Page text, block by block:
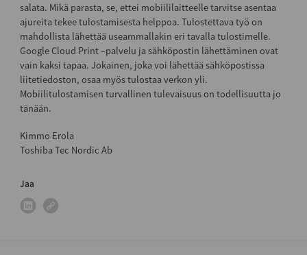
salata. Mikä parasta, se, ettei mobiililaitteelle tarvitse asentaa
ajureita tekee tulostamisesta helppoa. Tulostettava työ on
mahdollista lähettää useammallakin eri tavalla tulostimelle.
Google Cloud Print –palvelu ja sähköpostin lähettäminen ovat
vain kaksi tapaa. Jokainen, joka voi lähettää sähköpostissa
liitetiedoston, osaa myös tulostaa verkon yli.
Mobiilitulostamisen turvallinen tulevaisuus on todellisuutta jo
tänään.
Kimmo Erola
Toshiba Tec Nordic Ab
Jaa